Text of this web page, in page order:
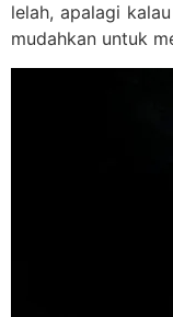
lelah, apalagi
mudahkan untuk